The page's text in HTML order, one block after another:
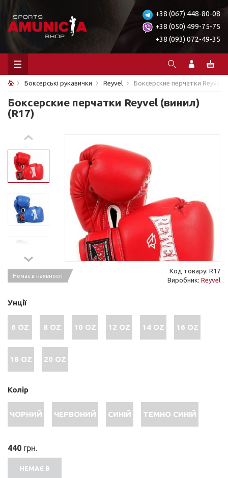
+38 (067) 448-80-08
+38 (050) 499-75-75
+38 (093) 072-49-35
Боксерські рукавички Reyvel Боксерские перчатки
Боксерские перчатки Reyvel (винил)
(R17)
Немає в наявності
Код товару: R17
Виробник: Reyvel
Унції
6 OZ 8 OZ 10 OZ 12 OZ 14 OZ 16 OZ
18 OZ 20 OZ
Колір
ЧОРНИЙ ЧЕРВОНИЙ СИНІЙ ТЕМНО СИНІЙ
440 грн.
НЕМАЄ В